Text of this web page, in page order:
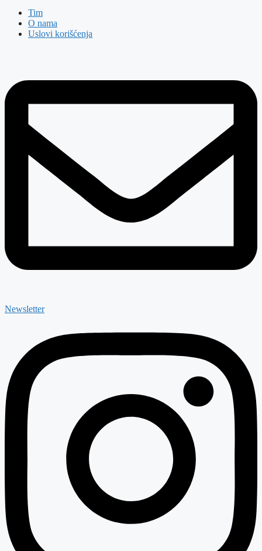
Tim
O nama
Uslovi korišćenja
Newsletter